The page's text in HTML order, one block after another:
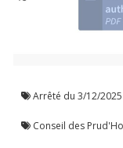
Arrêté du 3/12/2025
Conseil des